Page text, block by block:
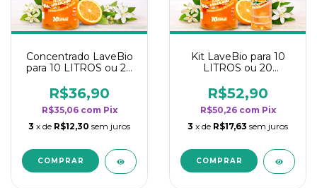
Concentrado LaveBio
para 10 LITROS ou 20
rendimento da
categoria - Flor de
Laranjeira
R$36,90
R$35,06 com Pix
3 x de R$12,30 sem juros
Kit LaveBio para 10
LITROS ou 20
rendimento da
categoria - Flor de
Laranjeira
R$52,90
R$50,26 com Pix
3 x de R$17,63 sem juros